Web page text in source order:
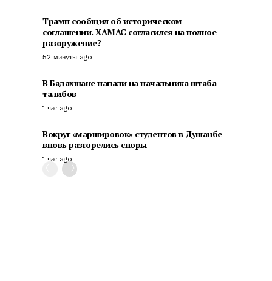
Трамп сообщил об историческом
соглашении. ХАМАС согласился на полное
разоружение?
52 минуты ago
В Бадахшане напали на начальника штаба
талибов
1 час ago
Вокруг «маршировок» студентов в Душанбе
вновь разгорелись споры
1 час ago